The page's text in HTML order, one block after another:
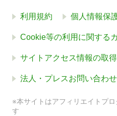
利用規約 個人情報保
Cookie等の利用に関する
サイトアクセス情報の取
法人・プレスお問い合わせ
※本サイトはアフィリエイトプ
す